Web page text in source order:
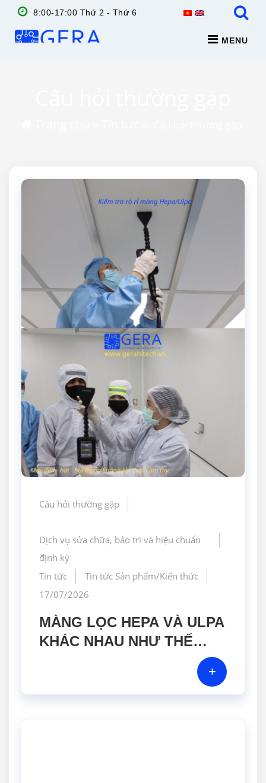
8:00-17:00 Thứ 2 - Thứ 6
MENU
Câu hỏi thường gặp
Dịch vụ sửa chữa, bảo trì và hiệu chuẩn
định kỳ
Tin tức
Tin tức Sản phẩm/Kiến thức
17/07/2026
MÀNG LỌC HEPA VÀ ULPA
KHÁC NHAU NHƯ THẾ
NÀO? GIẢI PHÁP NÀO PHÙ
HỢP CHO PHÒNG SẠCH
DƯỢC PHẨM
+